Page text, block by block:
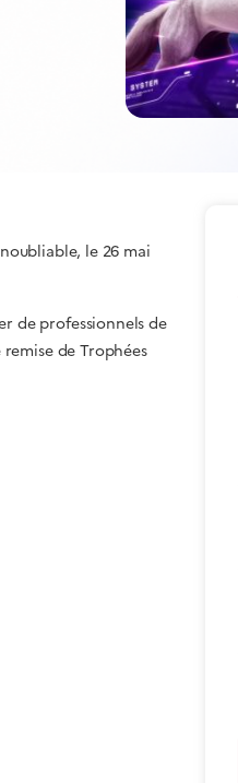
le 26 mai
de professionnels de
de Trophées